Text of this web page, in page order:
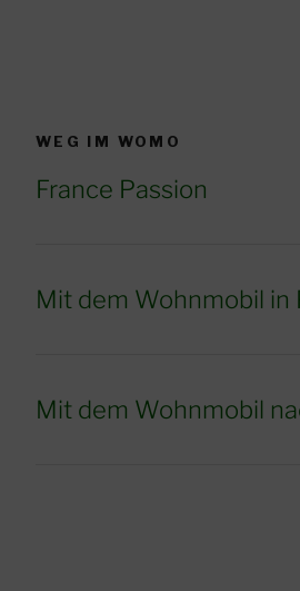
WEG IM WOMO
France Passion
Mit dem Wohnmobil in
Mit dem Wohnmobil